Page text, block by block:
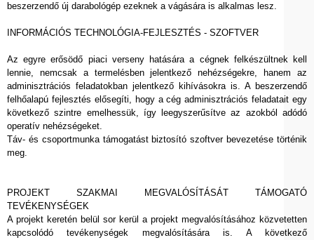
beszerzendő új darabológép ezeknek a vágására is alkalmas lesz.
INFORMÁCIÓS TECHNOLÓGIA-FEJLESZTÉS - SZOFTVER
Az egyre erősödő piaci verseny hatására a cégnek felkészültnek kell
lennie, nemcsak a termelésben jelentkező nehézségekre, hanem az
adminisztrációs feladatokban jelentkező kihívásokra is. A beszerzendő
felhőalapú fejlesztés elősegíti, hogy a cég adminisztrációs feladatait egy
következő szintre emelhessük, így leegyszerűsítve az azokból adódó
operatív nehézségeket.
Táv- és csoportmunka támogatást biztosító szoftver bevezetése történik
meg.
PROJEKT SZAKMAI MEGVALÓSÍTÁSÁT TÁMOGATÓ
TEVÉKENYSÉGEK
A projekt keretén belül sor kerül a projekt megvalósításához közvetetten
kapcsolódó tevékenységek megvalósítására is. A következő